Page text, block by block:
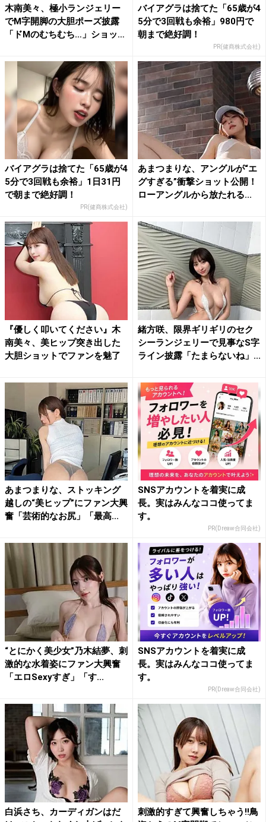
木南美々、極小ランジェリー
でM字開脚の大胆ポーズ披露
「ドMのむちむち…」ショッ
バイアグラは捨てた「65歳が4
5分で3回戦も余裕」980円で
朝まで絶好調！
PR(健商株式会社)
バイアグラは捨てた「65歳が4
5分で3回戦も余裕」1日31円
で朝まで絶好調！
PR(健商株式会社)
あまつまりな、アングルが“エ
グすぎる”衝撃ショット公開！
ローアングルから放たれる...
『優しく叩いてください』木
南美々、美ヒップ突き出した
大胆ショットでファンを魅了
緒方咲、限界ギリギリのセク
シーランジェリーで見事なS字
ライン披露「たまらないね」...
あまつまりな、ストッキング
越しの“美ヒップ”にファン大興
奮「芸術的なお尻」「最高...
SNSアカウントを着実に成
長。実はみんなココ使ってま
す。
PR(Dreaw合同会社)
“とにかく美少女”乃木結夢、刺
激的な水着姿にファン大興奮
「エロSexyすぎ」「す...
SNSアカウントを着実に成
長。実はみんなココ使ってま
す。
PR(Dreaw合同会社)
白浜さち、カーディガンはだ
刺激的すぎて興奮しちゃう!!鳥